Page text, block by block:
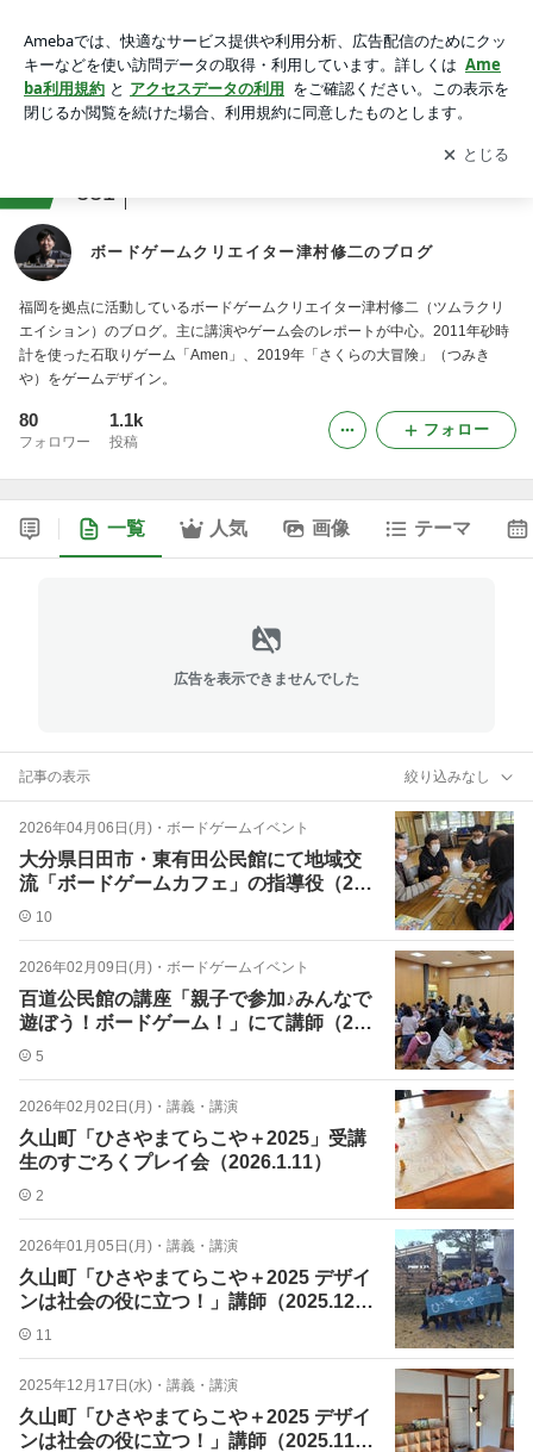
アプリをダウンロードして ブログの更新通知
を受け取りまし
ょう。
開く
331
ボードゲームクリエイター津村修二のブログ
福岡を拠点に活動しているボードゲームクリエイター津村修二（ツムラクリ
エイション）のブログ。主に講演やゲーム会のレポートが中心。2011年砂時
計を使った石取りゲーム「Amen」、2019年「さくらの大冒険」（つみき
や）をゲームデザイン。
80
フォロワー
1.1k
投稿
フォロー
一覧 人気 画像 テーマ
広告を表示できませんでした
記事の表示 絞り込みなし
2026年04月06日(月) ・ ボードゲームイベント
大分県日田市・東有田公民館にて地域交
流「ボードゲームカフェ」の指導役（202
6.3.8）
10
2026年02月09日(月) ・ ボードゲームイベント
百道公民館の講座「親子で参加♪みんなで
遊ぼう！ボードゲーム！」にて講師（202
6.2.7）
5
2026年02月02日(月) ・ 講義・講演
久山町「ひさやまてらこや＋2025」受講
生のすごろくプレイ会（2026.1.11）
2
2026年01月05日(月) ・ 講義・講演
久山町「ひさやまてらこや＋2025 デザイ
ンは社会の役に立つ！」講師（2025.12.2
0）
11
2025年12月17日(水) ・ 講義・講演
久山町「ひさやまてらこや＋2025 デザイ
ンは社会の役に立つ！」講師（2025.11.2